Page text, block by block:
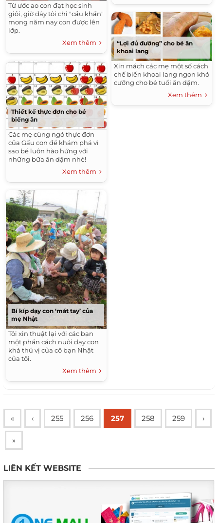
Từ ước ao con đạt học sinh
giỏi, giờ đây tôi chỉ "cầu khấn"
mong năm nay con được lên
lớp.
Xem thêm
Thiết kế thực đơn cho bé
biếng ăn
Các mẹ cùng ngó thực đơn
của Gấu con để khám phá vì
sao bé luôn hào hứng với
những bữa ăn dặm nhé!
Xem thêm
Bí kíp dạy con ‘mát tay’ của
mẹ Nhật
Tôi xin thuật lại với các bạn
một phần cách nuôi dạy con
khá thú vị của cô bạn Nhật
của tôi.
Xem thêm
“Lợi đủ đường” cho bé ăn
khoai lang
Xin mách các mẹ một số cách
chế biến khoai lang ngon khó
cưỡng cho bé tuổi ăn dặm.
Xem thêm
« ‹ 255 256 257 258 259 ›
»
LIÊN KẾT WEBSITE